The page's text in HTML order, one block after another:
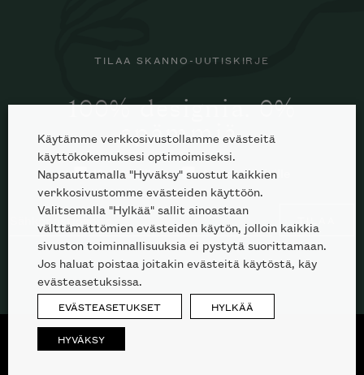
TILAA SKANNO-UUTISKIRJE
100% designia. 0%
spämmiä.
Kuluttajille Ammattilaisille
Käytämme verkkosivustollamme evästeitä
käyttökokemuksesi optimoimiseksi.
Napsauttamalla "Hyväksy" suostut kaikkien
verkkosivustomme evästeiden käyttöön.
Valitsemalla "Hylkää" sallit ainoastaan
välttämättömien evästeiden käytön, jolloin kaikkia
sivuston toiminnallisuuksia ei pystytä suorittamaan.
Jos haluat poistaa joitakin evästeitä käytöstä, käy
evästeasetuksissa.
EVÄSTEASETUKSET HYLKÄÄ
HYVÄKSY